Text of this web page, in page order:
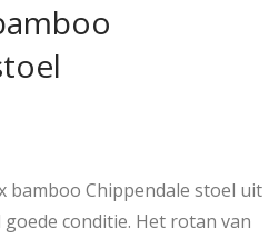
bamboo Chippendale stoel uit
goede conditie. Het rotan van